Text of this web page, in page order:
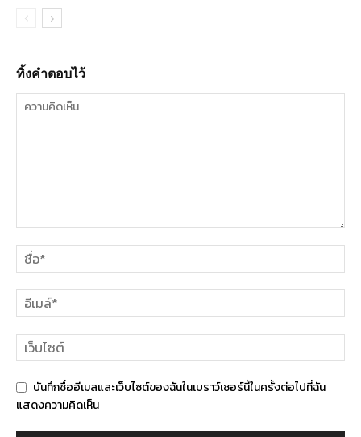
ทิ้งคำตอบไว้
บันทึกชื่ออีเมลและเว็บไซต์ของฉันในเบราว์เซอร์นี้ในครั้งต่อไปที่ฉัน
แสดงความคิดเห็น